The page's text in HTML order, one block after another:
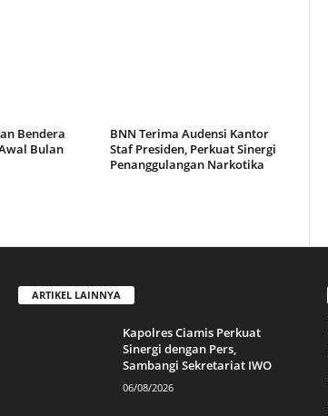
Bendera
Bulan
BNN Terima Audensi Kantor
Staf Presiden, Perkuat Sinergi
Penanggulangan Narkotika
ARTIKEL LAINNYA
Kapolres Ciamis Perkuat
Sinergi dengan Pers,
Sambangi Sekretariat IWO
06/08/2026